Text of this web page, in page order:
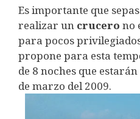
Es importante que
realizar un crucero no
para pocos
propone para esta
de 8 noches que
de marzo del 2009.